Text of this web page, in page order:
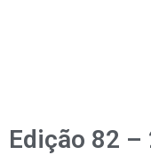
Edição 82